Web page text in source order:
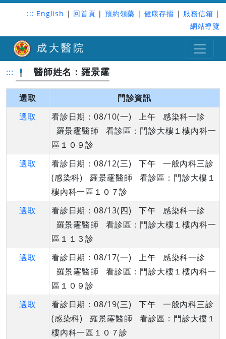
::: English | 回首頁 | 預約領藥 | 健康存摺 | 服務信箱 |
網站導覽
成大醫院
::: 醫師姓名：羅景霳
選取
門診資訊
選取
看診日期：08/10(一) 上午 感染科一診
羅景霳醫師 看診區：門診大樓１樓內科一
區１０９診
選取
看診日期：08/12(三) 下午 一般內科三診
(感染科) 羅景霳醫師 看診區：門診大樓１
樓內科一區１０７診
選取
看診日期：08/13(四) 下午 感染科一診
羅景霳醫師 看診區：門診大樓１樓內科一
區１１３診
選取
看診日期：08/17(一) 上午 感染科一診
羅景霳醫師 看診區：門診大樓１樓內科一
區１０９診
選取
看診日期：08/19(三) 下午 一般內科三診
(感染科) 羅景霳醫師 看診區：門診大樓１
樓內科一區１０７診